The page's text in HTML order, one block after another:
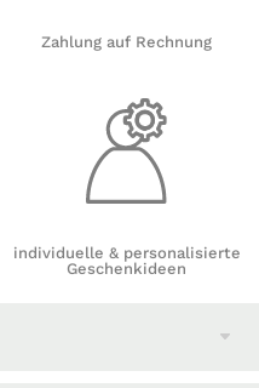
Zahlung auf Rechnung
individuelle & personalisierte
Geschenkideen